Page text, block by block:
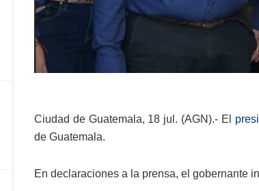
Ciudad de Guatemala, 18 jul. (AGN).- El
de Guatemala.
En declaraciones a la prensa, el gobernante